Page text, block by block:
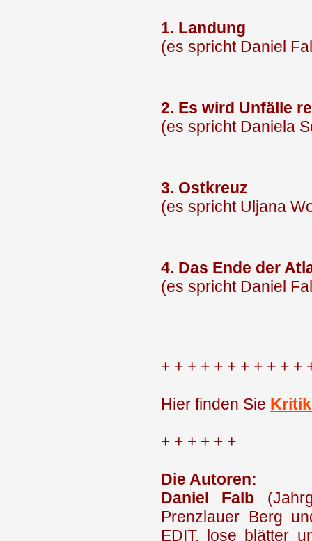
1. Landung
(es spricht Daniel
2. Es wird Unfälle
(es spricht Daniela
3. Ostkreuz
(es spricht Uljana
4. Das Ende der
(es spricht Daniel
+ + + + + + + + + + +
Hier finden Sie
+ + + + + +
Die Autoren:
Daniel Falb
Prenzlauer Berg
EDIT, lose blätter